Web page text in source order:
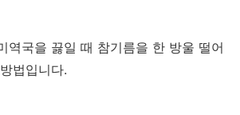
역국을 끓일 때 참기름을 한 방울 떨어
법입니다.